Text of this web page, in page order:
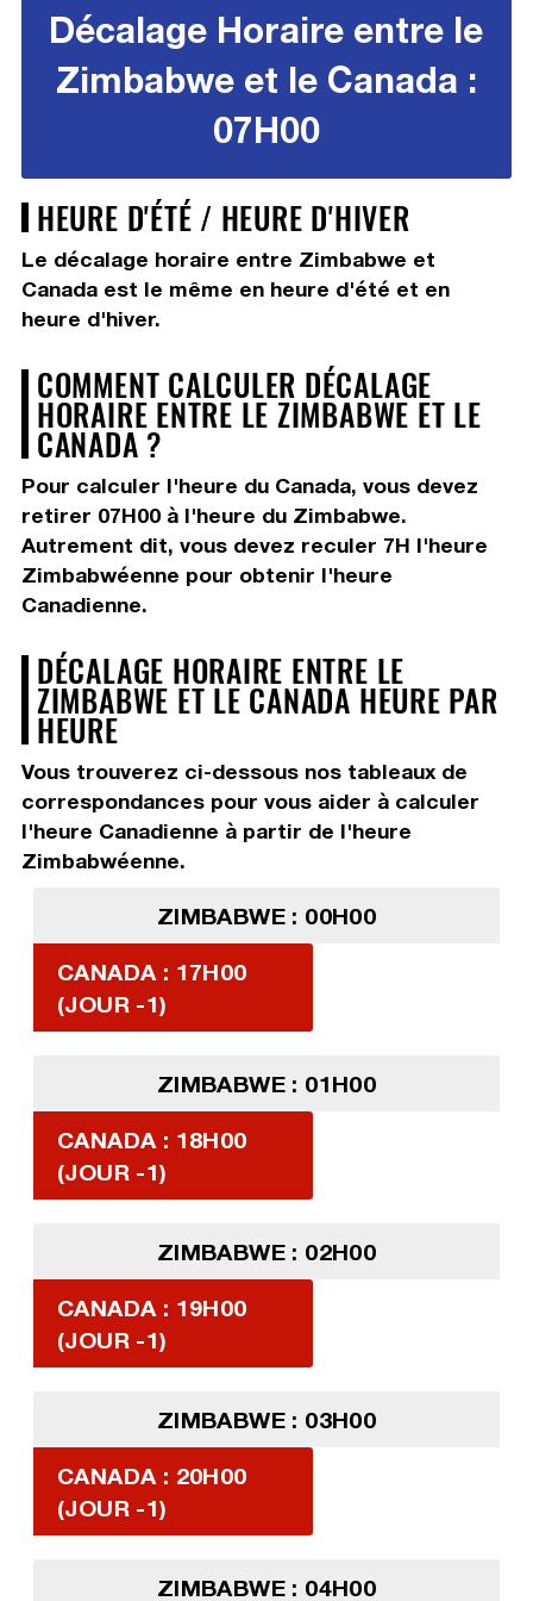
Décalage Horaire entre le
Zimbabwe et le Canada :
07H00
HEURE D'ÉTÉ / HEURE D'HIVER
Le décalage horaire entre Zimbabwe et
Canada est le même en heure d'été et en
heure d'hiver.
COMMENT CALCULER DÉCALAGE
HORAIRE ENTRE LE ZIMBABWE ET LE
CANADA ?
Pour calculer l'heure du Canada, vous devez
retirer 07H00à l'heure du Zimbabwe.
Autrement dit, vous devez reculer 7H l'heure
Zimbabwéenne pour obtenir l'heure
Canadienne.
DÉCALAGE HORAIRE ENTRE LE
ZIMBABWE ET LE CANADA HEURE PAR
HEURE
Vous trouverez ci-dessous nos tableaux de
correspondances pour vous aider à calculer
l'heure Canadienne à partir de l'heure
Zimbabwéenne.
ZIMBABWE : 00H00
CANADA : 17H00
(JOUR -1)
ZIMBABWE : 01H00
CANADA : 18H00
(JOUR -1)
ZIMBABWE : 02H00
CANADA : 19H00
(JOUR -1)
ZIMBABWE : 03H00
CANADA : 20H00
(JOUR -1)
ZIMBABWE : 04H00